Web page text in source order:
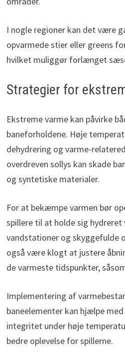
I nogle regioner kan det være
opvarmede stier eller greens
hvilket muliggør forlænget
Strategier for
Ekstreme varme kan påvirke
baneforholdene. Høje
dehydrering og varme-
overdreven sollys kan skade
og syntetiske materialer.
For at bekæmpe varmen bør
spillere til at holde sig
vandstationer og skyggefulde
også være klogt at justere
de varmeste tidspunkter,
Implementering af
baneelementer kan hjælpe
integritet under høje
bedre oplevelse for spillerne.